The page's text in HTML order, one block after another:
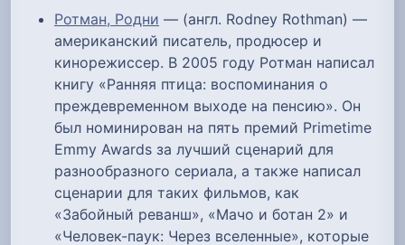
Ротман, Родни — (англ. Rodney Rothman) —
американский писатель, продюсер и
кинорежиссер. В 2005 году Ротман написал
книгу «Ранняя птица: воспоминания о
преждевременном выходе на пенсию». Он
был номинирован на пять премий Primetime
Emmy Awards за лучший сценарий для
разнообразного сериала, а также написал
сценарии для таких фильмов, как
«Забойный реванш», «Мачо и ботан 2» и
«Человек-паук: Через вселенные», которые